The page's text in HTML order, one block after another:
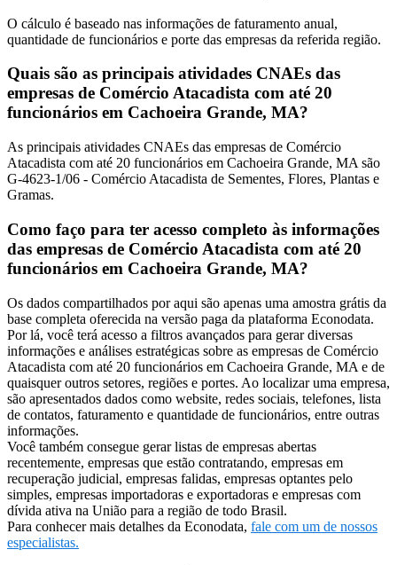
O cálculo é baseado nas informações de faturamento anual,
quantidade de funcionários e porte das empresas da referida região.
Quais são as principais atividades CNAEs das
empresas de Comércio Atacadista com até 20
funcionários em Cachoeira Grande, MA?
As principais atividades CNAEs das empresas de Comércio
Atacadista com até 20 funcionários em Cachoeira Grande, MA são
G-4623-1/06 - Comércio Atacadista de Sementes, Flores, Plantas e
Gramas.
Como faço para ter acesso completo às informações
das empresas de Comércio Atacadista com até 20
funcionários em Cachoeira Grande, MA?
Os dados compartilhados por aqui são apenas uma amostra grátis da
base completa oferecida na versão paga da plataforma Econodata.
Por lá, você terá acesso a filtros avançados para gerar diversas
informações e análises estratégicas sobre as empresas de Comércio
Atacadista com até 20 funcionários em Cachoeira Grande, MA e de
quaisquer outros setores, regiões e portes. Ao localizar uma empresa,
são apresentados dados como website, redes sociais, telefones, lista
de contatos, faturamento e quantidade de funcionários, entre outras
informações.
Você também consegue gerar listas de empresas abertas
recentemente, empresas que estão contratando, empresas em
recuperação judicial, empresas falidas, empresas optantes pelo
simples, empresas importadoras e exportadoras e empresas com
dívida ativa na União para a região de todo Brasil.
Para conhecer mais detalhes da Econodata, fale com um de nossos
especialistas.